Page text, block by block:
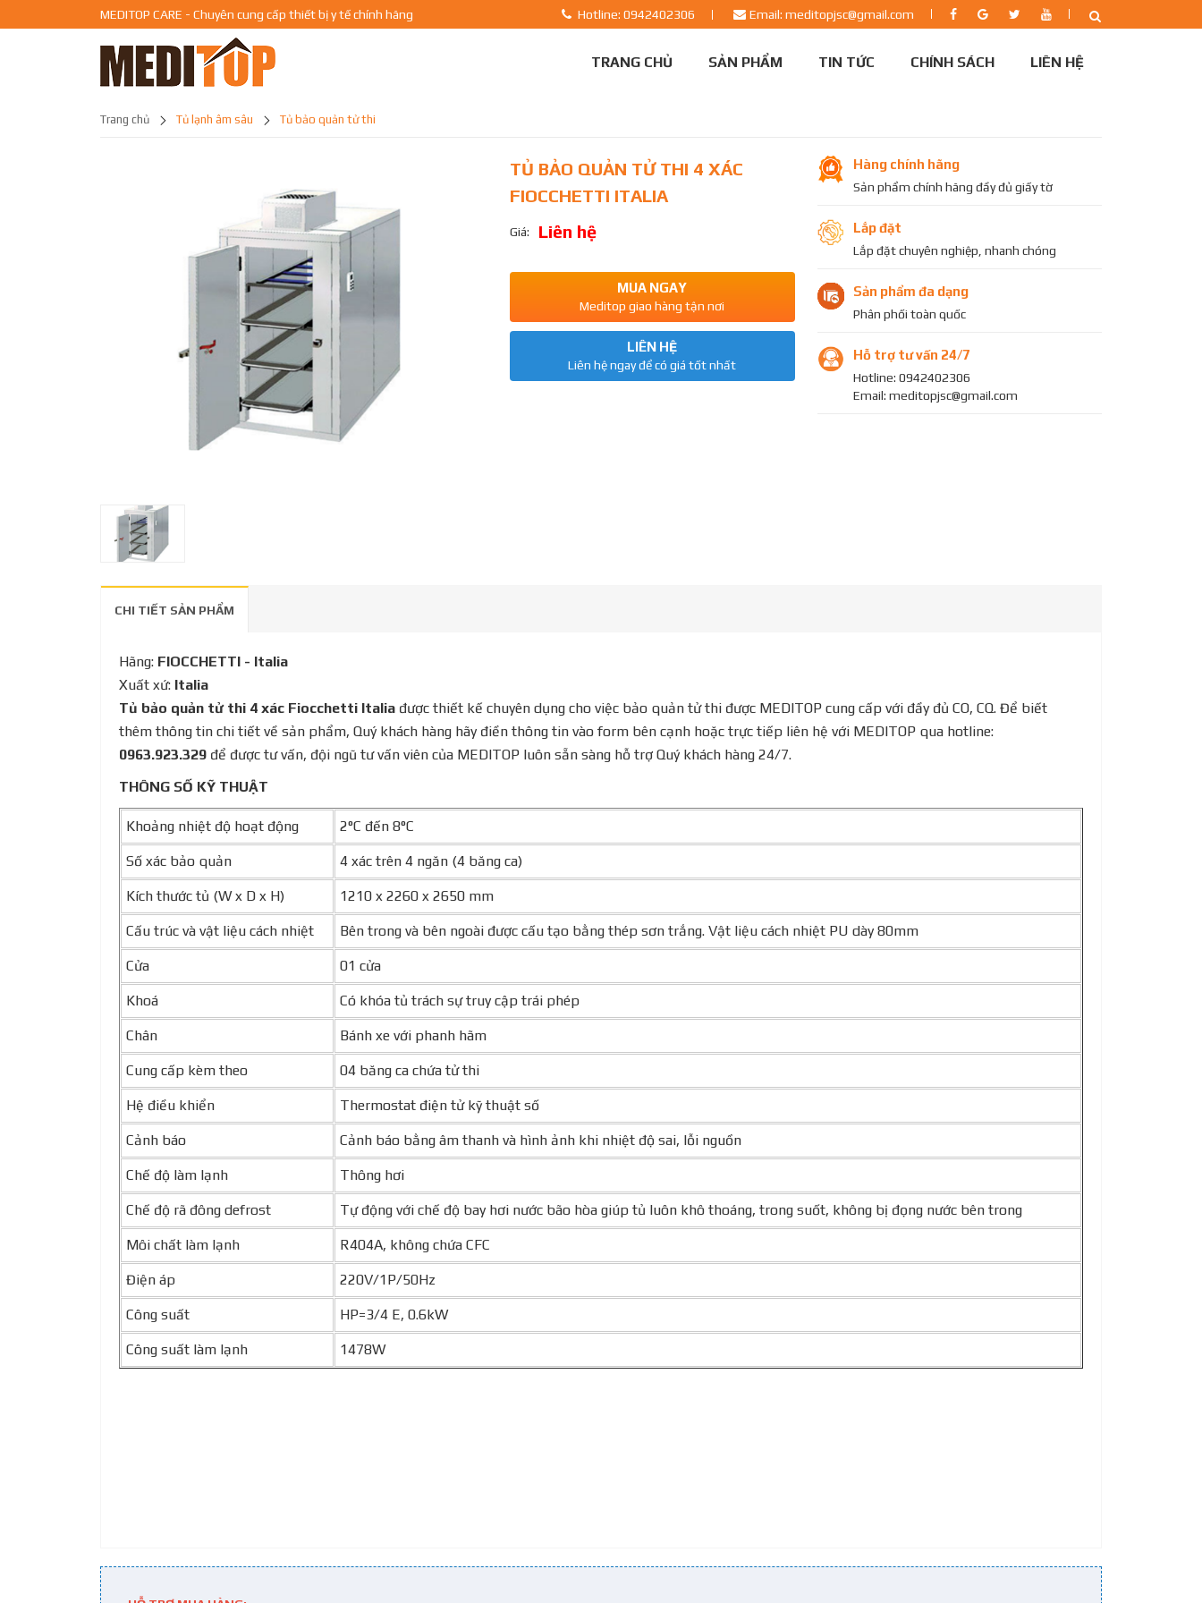
MEDITOP CARE - Chuyên cung cấp thiết bị y tế chính hãng Hotline: 0942402306 Email: meditopjsc@gmail.com
TRANG CHỦ SẢN PHẨM TIN TỨC CHÍNH SÁCH LIÊN HỆ
trang chủ tủ lạnh âm sâu tủ bảo quản tử thi
TỦ BẢO QUẢN TỬ THI 4 XÁC
FIOCCHETTI ITALIA
Giá: Liên hệ
MUA NGAY
Meditop giao hàng tận nơi
LIÊN HỆ
Liên hệ ngay để có giá tốt nhất
Hàng chính hãng
Sản phẩm chính hãng đầy đủ giấy tờ
Lắp đặt
Lắp đặt chuyên nghiệp, nhanh chóng
Sản phẩm đa dạng
Phân phối toàn quốc
Hỗ trợ tư vấn 24/7
Hotline: 0942402306
Email: meditopjsc@gmail.com
CHI TIẾT SẢN PHẨM
Hãng: FIOCCHETTI - Italia
Xuất xứ: Italia
Tủ bảo quản tử thi 4 xác Fiocchetti Italia được thiết kế chuyên dụng cho việc bảo quản tử thi được MEDITOP cung cấp với đầy đủ CO, CQ. Để biết
thêm thông tin chi tiết về sản phẩm, Quý khách hàng hãy điền thông tin vào form bên cạnh hoặc trực tiếp liên hệ với MEDITOP qua hotline:
0963.923.329 để được tư vấn, đội ngũ tư vấn viên của MEDITOP luôn sẵn sàng hỗ trợ Quý khách hàng 24/7.
THÔNG SỐ KỸ THUẬT
Khoảng nhiệt độ hoạt động 2°C đến 8°C
Số xác bảo quản 4 xác trên 4 ngăn (4 băng ca)
Kích thước tủ (W x D x H) 1210 x 2260 x 2650 mm
Cấu trúc và vật liệu cách nhiệt Bên trong và bên ngoài được cấu tạo bằng thép sơn trắng. Vật liệu cách nhiệt PU dày 80mm
Cửa 01 cửa
Khoá Có khóa tủ trách sự truy cập trái phép
Chân Bánh xe với phanh hãm
Cung cấp kèm theo 04 băng ca chứa tử thi
Hệ điều khiển Thermostat điện tử kỹ thuật số
Cảnh báo Cảnh báo bằng âm thanh và hình ảnh khi nhiệt độ sai, lỗi nguồn
Chế độ làm lạnh Thông hơi
Chế độ rã đông defrost Tự động với chế độ bay hơi nước bão hòa giúp tủ luôn khô thoáng, trong suốt, không bị đọng nước bên trong
Môi chất làm lạnh R404A, không chứa CFC
Điện áp 220V/1P/50Hz
Công suất HP=3/4 E, 0.6kW
Công suất làm lạnh 1478W